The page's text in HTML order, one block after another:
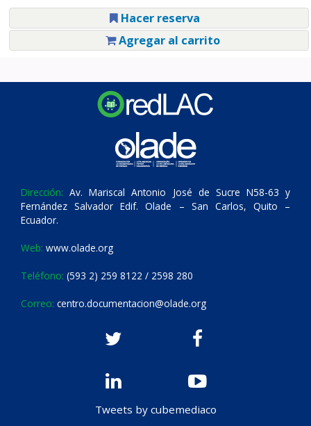
Hacer reserva
Agregar al carrito
Dirección: Av. Mariscal Antonio José de Sucre N58-63 y
Fernández Salvador Edif. Olade – San Carlos, Quito –
Ecuador.
Web: www.olade.org
Teléfono: (593 2) 259 8122 / 2598 280
Correo: centro.documentacion@olade.org
Tweets by cubemediaco